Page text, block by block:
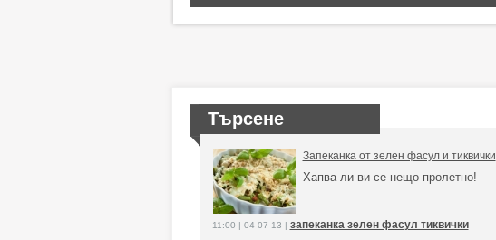
Търсене
Запеканка от зелен фасул и тиквички
Хапва ли ви се нещо пролетно!
11:00 | 04-07-13 | запеканка зелен фасул тиквички